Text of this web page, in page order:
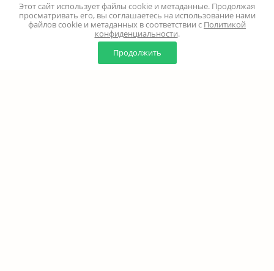
0
Корзина
Этот сайт использует файлы cookie и метаданные. Продолжая
просматривать его, вы соглашаетесь на использование нами
файлов cookie и метаданных в соответствии с Политикой
конфиденциальности.
Продолжить